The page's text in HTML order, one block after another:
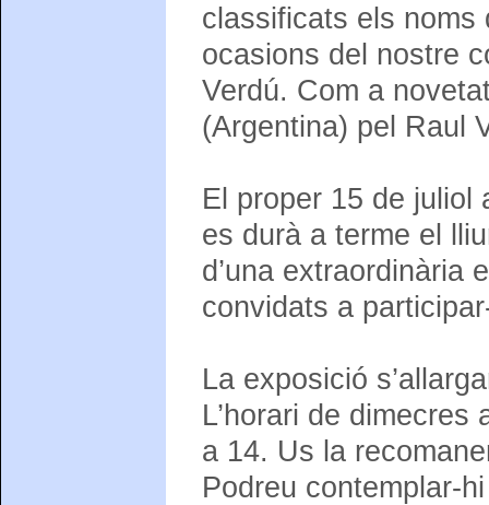
classificats els noms
ocasions del nostre
Verdú. Com a
(Argentina) pel Raul
El proper 15 de juliol
es durà a terme el
d’una extraordinària
convidats a
La exposició
L’horari de
a 14. Us la
Podreu contemplar-